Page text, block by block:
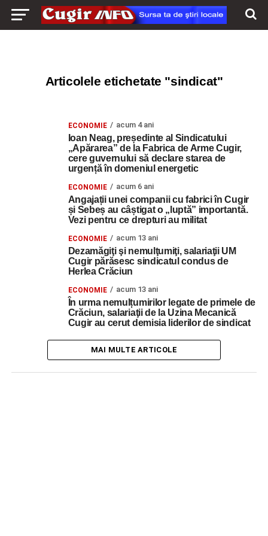
Articolele etichetate "sindicat"
ECONOMIE acum 4 ani
Ioan Neag, președinte al Sindicatului
„Apărarea” de la Fabrica de Arme Cugir,
cere guvernului să declare starea de
urgență în domeniul energetic
ECONOMIE acum 6 ani
Angajații unei companii cu fabrici în Cugir
și Sebeș au câștigat o „luptă” importantă.
Vezi pentru ce drepturi au militat
ECONOMIE acum 13 ani
Dezamăgiţi şi nemulţumiţi, salariaţii UM
Cugir părăsesc sindicatul condus de
Herlea Crăciun
ECONOMIE acum 13 ani
În urma nemulțumirilor legate de primele de
Crăciun, salariaţii de la Uzina Mecanică
Cugir au cerut demisia liderilor de sindicat
MAI MULTE ARTICOLE